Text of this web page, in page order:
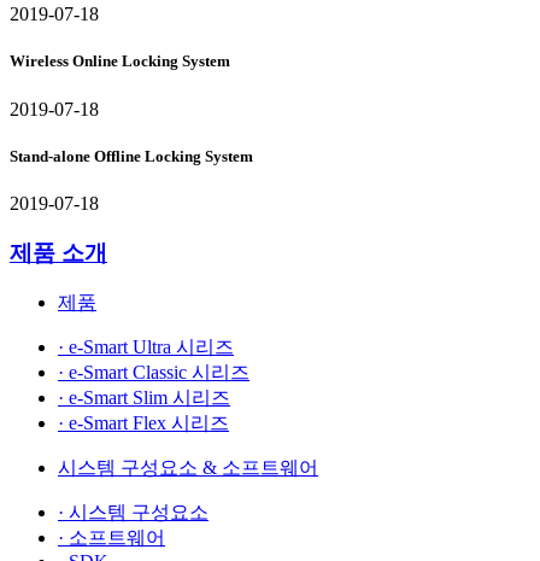
2019-07-18
Wireless Online Locking System
2019-07-18
Stand-alone Offline Locking System
2019-07-18
제품 소개
제품
· e-Smart Ultra 시리즈
· e-Smart Classic 시리즈
· e-Smart Slim 시리즈
· e-Smart Flex 시리즈
시스템 구성요소 & 소프트웨어
· 시스템 구성요소
· 소프트웨어